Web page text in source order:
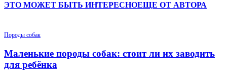
ЭТО МОЖЕТ БЫТЬ ИНТЕРЕСНОЕЩЕ ОТ АВТОРА
Породы собак
Маленькие породы собак: стоит ли их заводить
для ребёнка